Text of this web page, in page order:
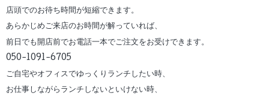
店頭でのお待ち時間が短縮できます。
あらかじめご来店のお時間が解っていれば、
前日でも開店前でお電話一本でご注文をお受けできます。
050-1091-6705
ご自宅やオフィスでゆっくりランチしたい時、
お仕事しながらランチしないといけない時、